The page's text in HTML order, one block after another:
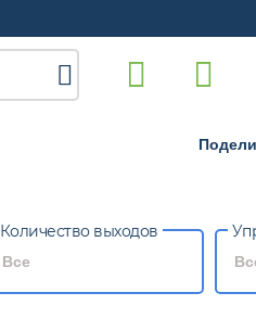

Количество выходов
Все